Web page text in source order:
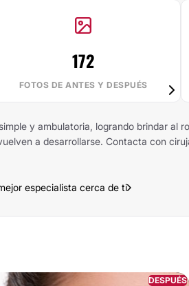
172
FOTOS DE ANTES Y DESPUÉS
y ambulatoria, logrando brindar al
a desarrollarse. Contacta con
especialista cerca de ti
DESPUÉS